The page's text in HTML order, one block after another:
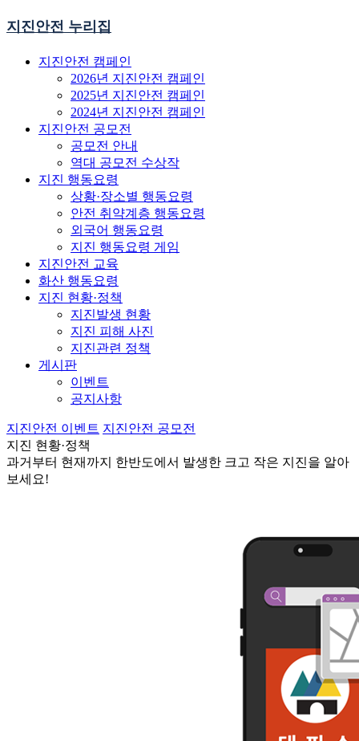
지진안전 누리집
지진안전 캠페인
2026년 지진안전 캠페인
2025년 지진안전 캠페인
2024년 지진안전 캠페인
지진안전 공모전
공모전 안내
역대 공모전 수상작
지진 행동요령
상황·장소별 행동요령
안전 취약계층 행동요령
외국어 행동요령
지진 행동요령 게임
지진안전 교육
화산 행동요령
지진 현황·정책
지진발생 현황
지진 피해 사진
지진관련 정책
게시판
이벤트
공지사항
지진안전 이벤트 지진안전 공모전
지진 현황·정책
과거부터 현재까지 한반도에서 발생한 크고 작은 지진을 알아
보세요!